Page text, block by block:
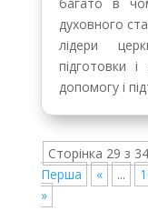
духовного
лідери
підготовки
допомогу і
Сторінка 29 з 34
Перша
« ...
»